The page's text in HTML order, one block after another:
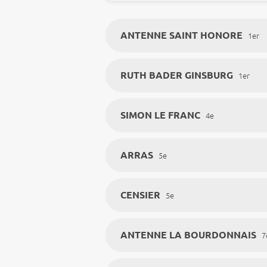
ANTENNE SAINT HONORE 1er
RUTH BADER GINSBURG 1er
SIMON LE FRANC 4e
ARRAS 5e
CENSIER 5e
ANTENNE LA BOURDONNAIS